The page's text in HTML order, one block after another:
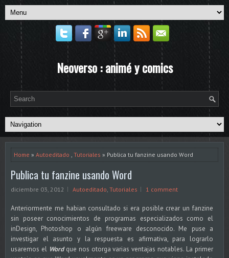
Neoverso : animé y comics
Home » Autoeditado , Tutoriales » Publica tu fanzine usando Word
Publica tu fanzine usando Word
diciembre 03, 2012 Autoeditado, Tutoriales 1 comment
Anteriormente me habian consultado si era posible crear un fanzine
sin poseer conocimientos de programas especializados como el
inDesign, Photoshop o algún freeware desconocido. Me puse a
investigar el asunto y la respuesta es afirmativa, para lograrlo
usaremos el Wordque nos otorga varias ventajas notables. La primer